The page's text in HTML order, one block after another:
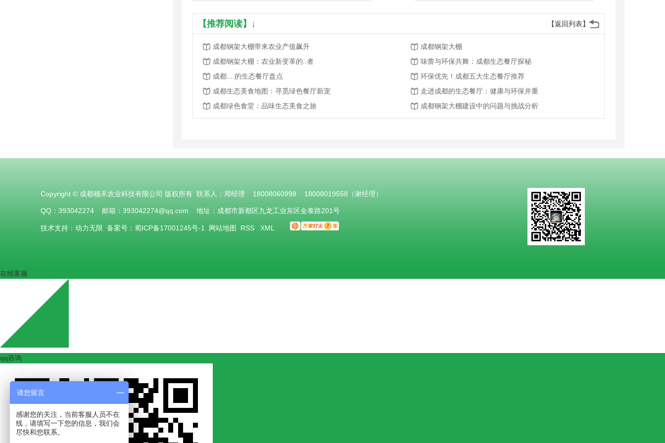
【返回列表】
【推荐阅读】↓
成都钢架大棚带来农业产值飙升
成都钢架大棚
成都钢架大棚：农业新变革的..者
味蕾与环保共舞：成都生态餐厅探秘
成都....的生态餐厅盘点
环保优先！成都五大生态餐厅推荐
成都生态美食地图：寻觅绿色餐厅新宠
走进成都的生态餐厅：健康与环保并重
成都绿色食堂：品味生态美食之旅
成都钢架大棚建设中的问题与挑战分析
Copyright © 成都穗禾农业科技有限公司 版权所有 联系人：邓经理 18008060998 18008019558（谢经理）
QQ：393042274 邮箱：393042274@qq.com 地址：成都市新都区九龙工业东区金泰路201号
技术支持： 动力无限 备案号： 蜀ICP备17001245号-1 网站地图 RSS XML
请您留言
感谢您的关注，当前客服人员不在
线，请填写一下您的信息，我们会
尽快和您联系。
在线客服
qq咨询